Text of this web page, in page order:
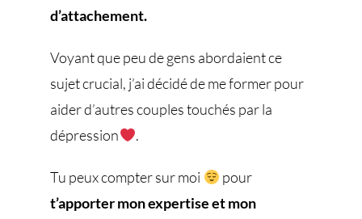
d’attachement.
Voyant que peu de gens abordaient ce
sujet crucial, j’ai décidé de me former pour
aider d’autres couples touchés par la
dépression
.
Tu peux compter sur moi
pour
t’apporter mon expertise et mon